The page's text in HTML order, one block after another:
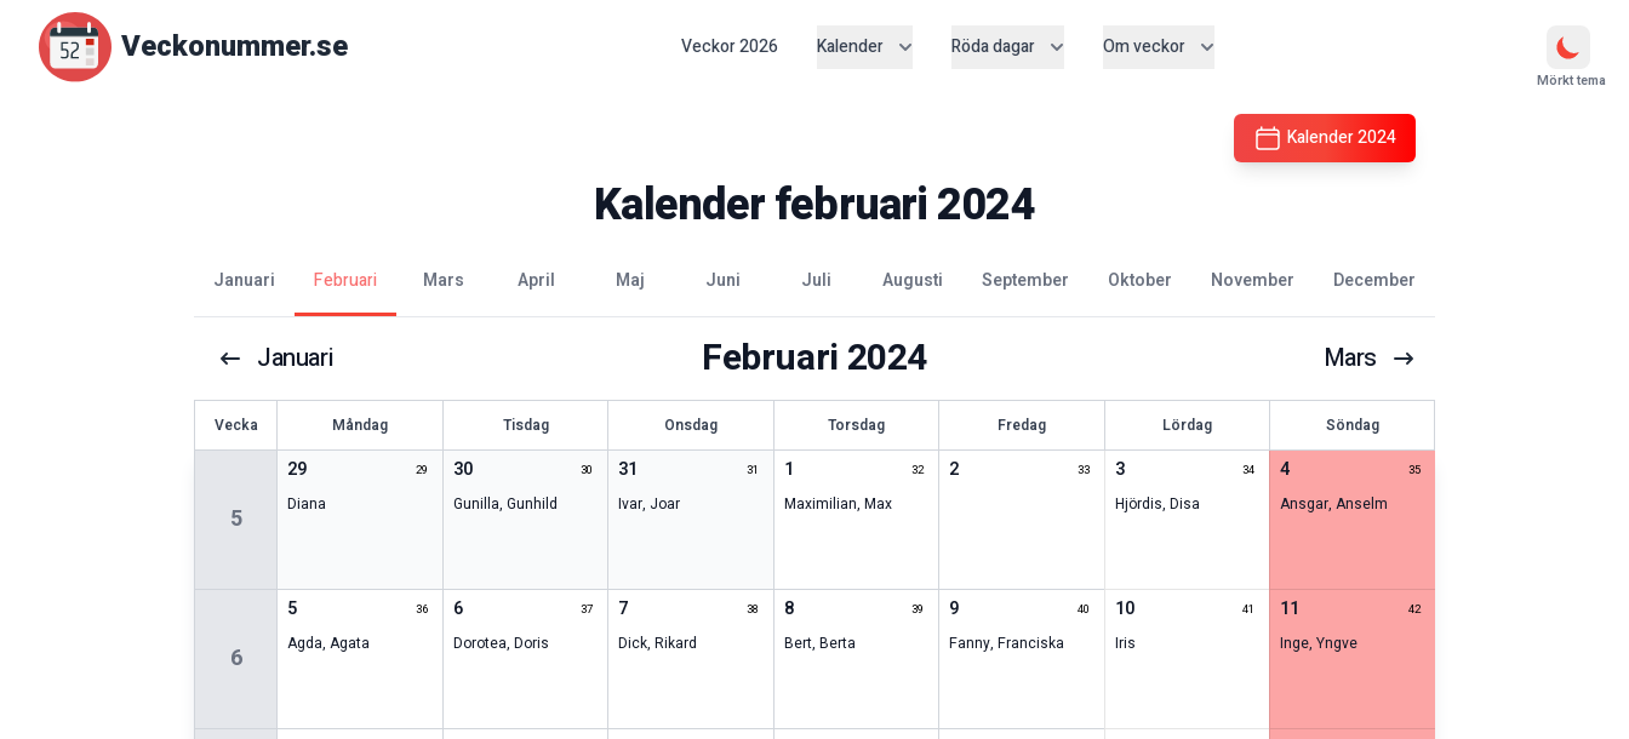
Veckonummer.se Veckor2026 Kalender Röda dagar Om veckor
Mörkt tema
Kalender2024
Kalenderfebruari2024
januari februari mars april maj juni juli augusti september oktober november december
Januari Februari 2024 Mars
Vecka Måndag Tisdag Onsdag Torsdag Fredag Lördag Söndag
5
29 29
Diana
30 30
Gunilla, Gunhild
31 31
Ivar, Joar
1 32
Maximilian, Max
2 33 3 34
Hjördis, Disa
4 35
Ansgar,Anselm
6
5 36
Agda,Agata
6 37
Dorotea, Doris
7 38
Dick,Rikard
8 39
Bert, Berta
9 40
Fanny,Franciska
10 41
Iris
11 42
Inge,Yngve